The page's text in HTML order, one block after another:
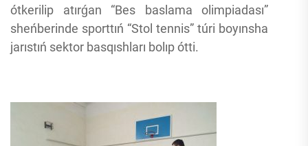
ótkerilip atırǵan “Bes baslama olimpiadası”
sheńberinde sporttıń “Stol tennis” túri boyınsha
jarıstıń sektor basqıshları bolıp ótti.